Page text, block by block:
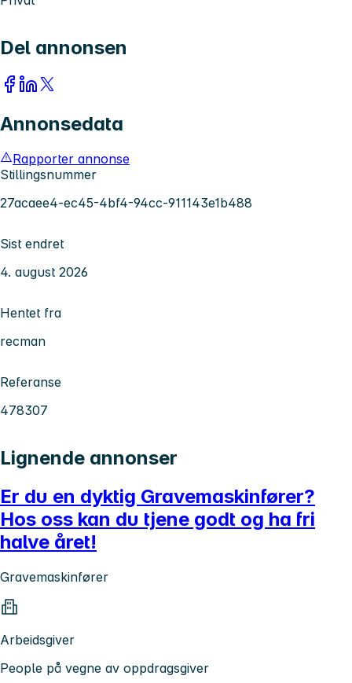
Del annonsen
Annonsedata
Rapporter annonse
Stillingsnummer
27acaee4-ec45-4bf4-94cc-911143e1b488
Sist endret
4. august 2026
Hentet fra
recman
Referanse
478307
Lignende annonser
Er du en dyktig Gravemaskinfører?
Hos oss kan du tjene godt og ha fri
halve året!
Gravemaskinfører
Arbeidsgiver
People på vegne av oppdragsgiver